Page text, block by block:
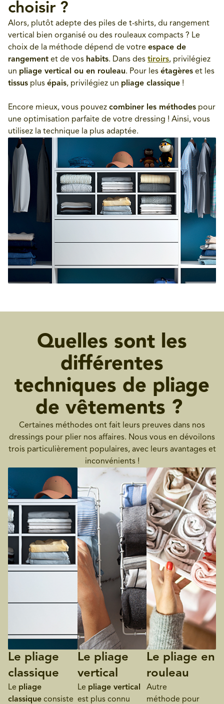
choisir ?
Alors, plutôt adepte des piles de t-shirts, du rangement
vertical bien organisé ou des rouleaux compacts ? Le
choix de la méthode dépend de votre espace de
rangement et de vos habits. Dans des tiroirs, privilégiez
un pliage vertical ou en rouleau. Pour les étagères et les
tissus plus épais, privilégiez un pliage classique !
Encore mieux, vous pouvez combiner les méthodes pour
une optimisation parfaite de votre dressing ! Ainsi, vous
utilisez la technique la plus adaptée.
Quelles sont les
différentes
techniques de pliage
de vêtements ?
Certaines méthodes ont fait leurs preuves dans nos
dressings pour plier nos affaires. Nous vous en dévoilons
trois particulièrement populaires, avec leurs avantages et
inconvénients !
Le pliage
classique
Le pliage
classique consiste
Le pliage
vertical
Le pliage vertical
est plus connu
Le pliage en
rouleau
Autre
méthode pour